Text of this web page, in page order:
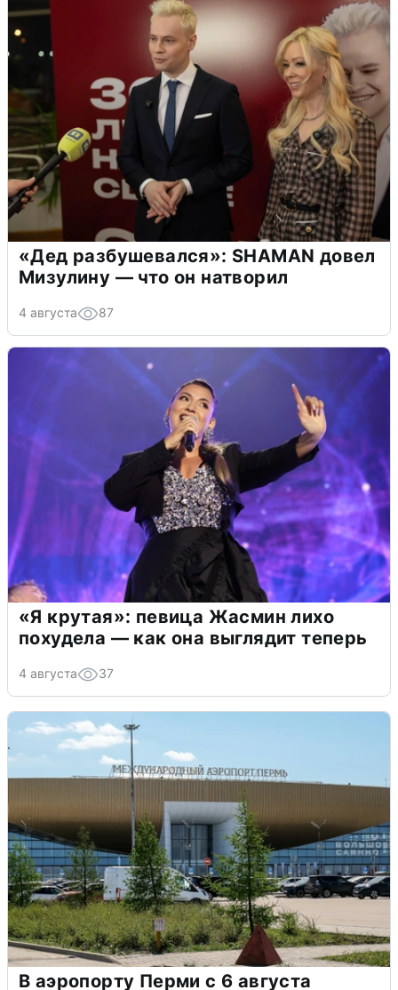
«Дед разбушевался»: SHAMAN довел
Мизулину — что он натворил
4 августа 87
«Я крутая»: певица Жасмин лихо
похудела — как она выглядит теперь
4 августа 37
В аэропорту Перми с 6 августа